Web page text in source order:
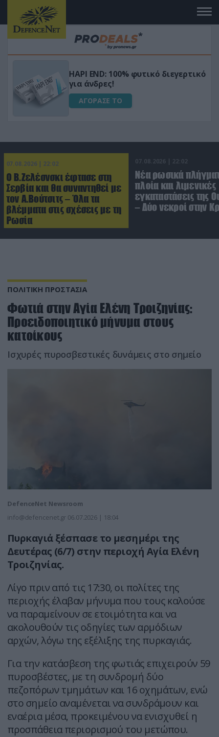
Μεταμόρφωσε τον κήπο σου με το
Ultra Box Μίνι Αλυσοπρίονο με
μπαταρία λιθίου
ΑΓΟΡΑΣΕ ΤΟ
07.08.2026 | 22:02
Ο Β.Ζελέσνσκι έφτασε στη
Σερβία και θα συναντηθεί με
τον Α.Βούτσιτς – Όλα τα
βλέμματα στις σχέσεις με τη
Ρωσία
07.08.2026 | 22:02
Νέα ρωσικά
πλοία και λιμενικές
εγκαταστάσεις της
– Δύο νεκροί στην
ΠΟΛΙΤΙΚΗ ΠΡΟΣΤΑΣΙΑ
Φωτιά στην Αγία Ελένη Τροιζηνίας:
Προειδοποιητικό μήνυμα στους
κατοίκους
Ισχυρές πυροσβεστικές δυνάμεις στο σημείο
DefenceNet Newsroom
info@defencenet.gr 06.07.2026 | 18:04
Πυρκαγιά ξέσπασε το μεσημέρι της
Δευτέρας (6/7) στην περιοχή Αγία Ελένη
Τροιζηνίας.
Λίγο πριν από τις 17:30, οι πολίτες της
περιοχής έλαβαν μήνυμα που τους καλούσε
να παραμείνουν σε ετοιμότητα και να
ακολουθούν τις οδηγίες των αρμόδιων
αρχών, λόγω της εξέλιξης της πυρκαγιάς.
Για την κατάσβεση της φωτιάς επιχειρούν 59
πυροσβέστες, με τη συνδρομή δύο
πεζοπόρων τμημάτων και 16 οχημάτων, ενώ
στο σημείο αναμένεται να συνδράμουν και
εναέρια μέσα, προκειμένου να ενισχυθεί η
προσπάθεια περιορισμού του μετώπου.